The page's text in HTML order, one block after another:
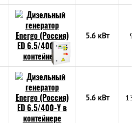
5.6 кВт
5.6 кВт